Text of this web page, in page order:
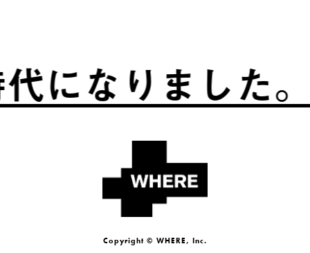
なりました。
Copyright © WHERE, Inc.